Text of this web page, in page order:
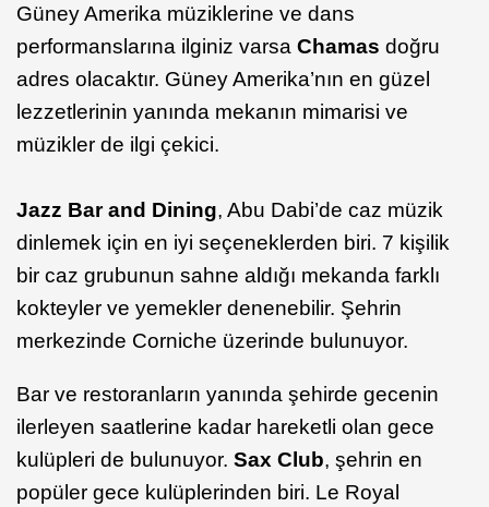
Güney Amerika müziklerine ve dans
performanslarına ilginiz varsa Chamas doğru
adres olacaktır. Güney Amerika’nın en güzel
lezzetlerinin yanında mekanın mimarisi ve
müzikler de ilgi çekici.
Jazz Bar and Dining, Abu Dabi’de caz müzik
dinlemek için en iyi seçeneklerden biri. 7 kişilik
bir caz grubunun sahne aldığı mekanda farklı
kokteyler ve yemekler denenebilir. Şehrin
merkezinde Corniche üzerinde bulunuyor.
Bar ve restoranların yanında şehirde gecenin
ilerleyen saatlerine kadar hareketli olan gece
kulüpleri de bulunuyor. Sax Club, şehrin en
popüler gece kulüplerinden biri. Le Royal